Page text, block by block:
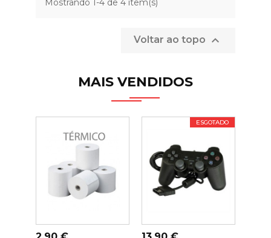
Mostrando 1-4 de 4 item(s)
Voltar ao topo 
MAIS VENDIDOS
CARRINHO
ESGOTADO
CARRINHO